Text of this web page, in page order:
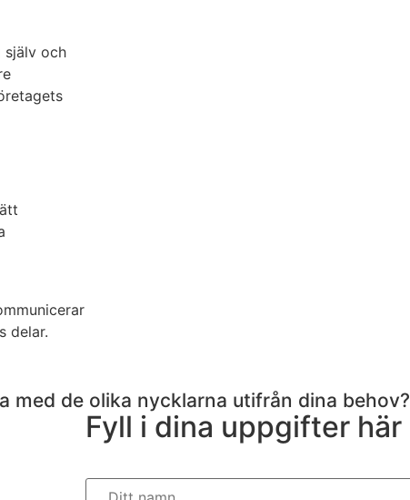
själv och
delar.
med de olika nycklarna utifrån dina behov?
Fyll i dina uppgifter här